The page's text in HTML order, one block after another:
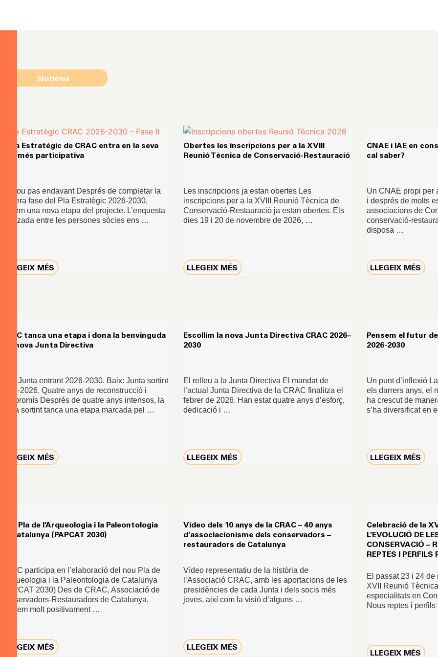
Notícies
El Pla Estratègic de CRAC entra en la seva
fase més participativa
Un nou pas endavant Després de completar la
primera fase del Pla Estratègic 2026-2030,
iniciem una nova etapa del projecte. L’enquesta
realitzada entre les persones sòcies ens …
LLEGEIX MÉS
Obertes les inscripcions per a la XVIII
Reunió Tècnica de Conservació-Restauració
Les inscripcions ja estan obertes Les
inscripcions per a la XVIII Reunió Tècnica de
Conservació-Restauració ja estan obertes. Els
dies 19 i 20 de novembre de 2026, …
LLEGEIX MÉS
CNAE i IAE en
cal saber?
Un CNAE propi per
i després de molts
associacions de
conservació-
disposa …
LLEGEIX MÉS
CRAC tanca una etapa i dona la benvinguda
a la nova Junta Directiva
Dalt: Junta entrant 2026-2030. Baix: Junta sortint
2022-2026. Quatre anys de reconstrucció i
compromís Després de quatre anys intensos, la
Junta sortint tanca una etapa marcada pel …
LLEGEIX MÉS
Escollim la nova Junta Directiva CRAC 2026–
2030
El relleu a la Junta Directiva El mandat de
l’actual Junta Directiva de la CRAC finalitza el
febrer de 2026. Han estat quatre anys d’esforç,
dedicació i …
LLEGEIX MÉS
Pensem el futur
2026-2030
Un punt d’inflexió
els darrers anys, el
ha crescut de
s’ha diversificat en
LLEGEIX MÉS
Nou Pla de l’Arqueologia i la Paleontologia
de Catalunya (PAPCAT 2030)
CRAC participa en l’elaboració del nou Pla de
l’Arqueologia i la Paleontologia de Catalunya
(PAPCAT 2030) Des de CRAC, Associació de
Conservadors-Restauradors de Catalunya,
valorem molt positivament …
LLEGEIX MÉS
Vídeo dels 10 anys de la CRAC – 40 anys
d’associacionisme dels conservadors –
restauradors de Catalunya
Vídeo representatiu de la història de
l’Associació CRAC, amb les aportacions de les
presidències de cada Junta i dels socis més
joves, així com la visió d’alguns …
LLEGEIX MÉS
Celebració de la
L’EVOLUCIÓ DE
CONSERVACIÓ –
REPTES I
El passat 23 i 24
XVII Reunió
especialitats en
Nous reptes i
LLEGEIX MÉS